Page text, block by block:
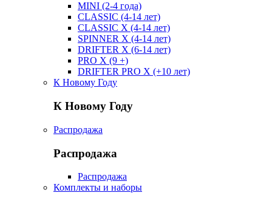
MINI (2-4 года)
CLASSIC (4-14 лет)
CLASSIC X (4-14 лет)
SPINNER X (4-14 лет)
DRIFTER X (6-14 лет)
PRO X (9 +)
DRIFTER PRO X (+10 лет)
К Новому Году
К Новому Году
Распродажа
Распродажа
Распродажа
Комплекты и наборы